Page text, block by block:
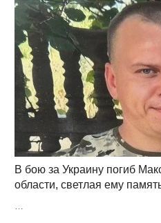
В бою за Украину погиб
области, светлая ему